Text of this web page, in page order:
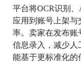
平台将OCR识别
应用到账号上架与
率。卖家在发布账
信息录入，减少人
能基于更标准化的